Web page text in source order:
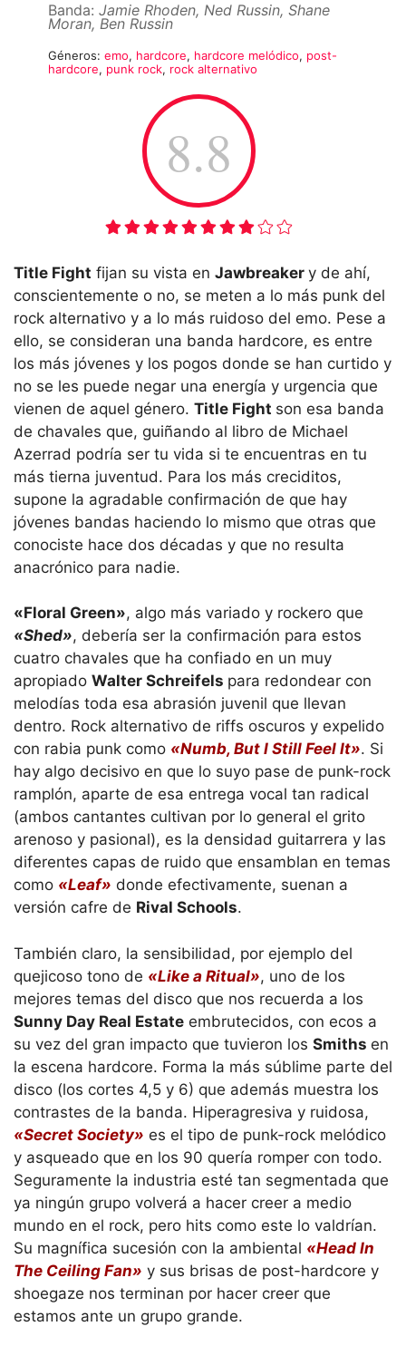
Banda: Jamie Rhoden, Ned Russin, Shane
Moran, Ben Russin
Géneros: emo, hardcore, hardcore melódico, post-
hardcore, punk rock, rock alternativo
8.8
Title Fight fijan su vista en Jawbreaker y de ahí,
conscientemente o no, se meten a lo más punk del
rock alternativo y a lo más ruidoso del emo. Pese a
ello, se consideran una banda hardcore, es entre
los más jóvenes y los pogos donde se han curtido y
no se les puede negar una energía y urgencia que
vienen de aquel género. Title Fight son esa banda
de chavales que, guiñando al libro de Michael
Azerrad podría ser tu vida si te encuentras en tu
más tierna juventud. Para los más creciditos,
supone la agradable confirmación de que hay
jóvenes bandas haciendo lo mismo que otras que
conociste hace dos décadas y que no resulta
anacrónico para nadie.
«Floral Green», algo más variado y rockero que
«Shed», debería ser la confirmación para estos
cuatro chavales que ha confiado en un muy
apropiado Walter Schreifels para redondear con
melodías toda esa abrasión juvenil que llevan
dentro. Rock alternativo de riffs oscuros y expelido
con rabia punk como «Numb, But I Still Feel It». Si
hay algo decisivo en que lo suyo pase de punk-rock
ramplón, aparte de esa entrega vocal tan radical
(ambos cantantes cultivan por lo general el grito
arenoso y pasional), es la densidad guitarrera y las
diferentes capas de ruido que ensamblan en temas
como «Leaf» donde efectivamente, suenan a
versión cafre de Rival Schools.
También claro, la sensibilidad, por ejemplo del
quejicoso tono de «Like a Ritual», uno de los
mejores temas del disco que nos recuerda a los
Sunny Day Real Estate embrutecidos, con ecos a
su vez del gran impacto que tuvieron los Smiths en
la escena hardcore. Forma la más súblime parte del
disco (los cortes 4,5 y 6) que además muestra los
contrastes de la banda. Hiperagresiva y ruidosa,
«Secret Society» es el tipo de punk-rock melódico
y asqueado que en los 90 quería romper con todo.
Seguramente la industria esté tan segmentada que
ya ningún grupo volverá a hacer creer a medio
mundo en el rock, pero hits como este lo valdrían.
Su magnífica sucesión con la ambiental «Head In
The Ceiling Fan» y sus brisas de post-hardcore y
shoegaze nos terminan por hacer creer que
estamos ante un grupo grande.